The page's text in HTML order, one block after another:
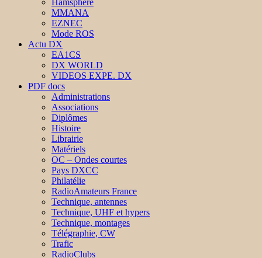
Hamsphère
MMANA
EZNEC
Mode ROS
Actu DX
EA1CS
DX WORLD
VIDEOS EXPE. DX
PDF docs
Administrations
Associations
Diplômes
Histoire
Librairie
Matériels
OC – Ondes courtes
Pays DXCC
Philatélie
RadioAmateurs France
Technique, antennes
Technique, UHF et hypers
Technique, montages
Télégraphie, CW
Trafic
RadioClubs